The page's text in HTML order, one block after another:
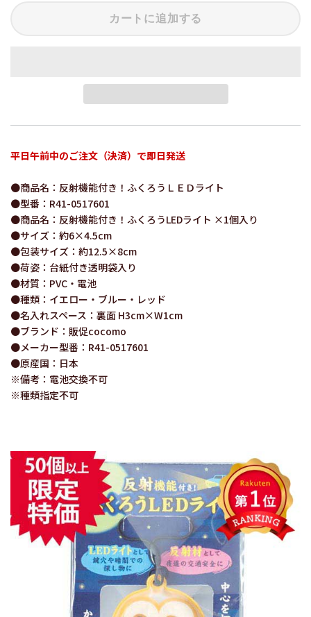
カートに追加する
平日午前中のご注文（決済）で即日発送
●商品名：反射機能付き！ふくろうＬＥＤライト
●型番：R41-0517601
●商品名：反射機能付き！ふくろうLEDライト ×1個入り
●サイズ：約6×4.5cm
●包装サイズ：約12.5×8cm
●荷姿：台紙付き透明袋入り
●材質：PVC・電池
●種類：イエロー・ブルー・レッド
●名入れスペース：裏面 H3cm×W1cm
●ブランド：販促cocomo
●メーカー型番：R41-0517601
●原産国：日本
※備考：電池交換不可
※種類指定不可